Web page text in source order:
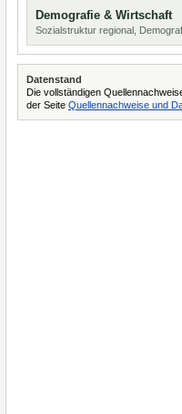
Demografie & Wirtschaft
Sozialstruktur regional,
Datenstand
Die vollständigen
der Seite Quellennachweise und